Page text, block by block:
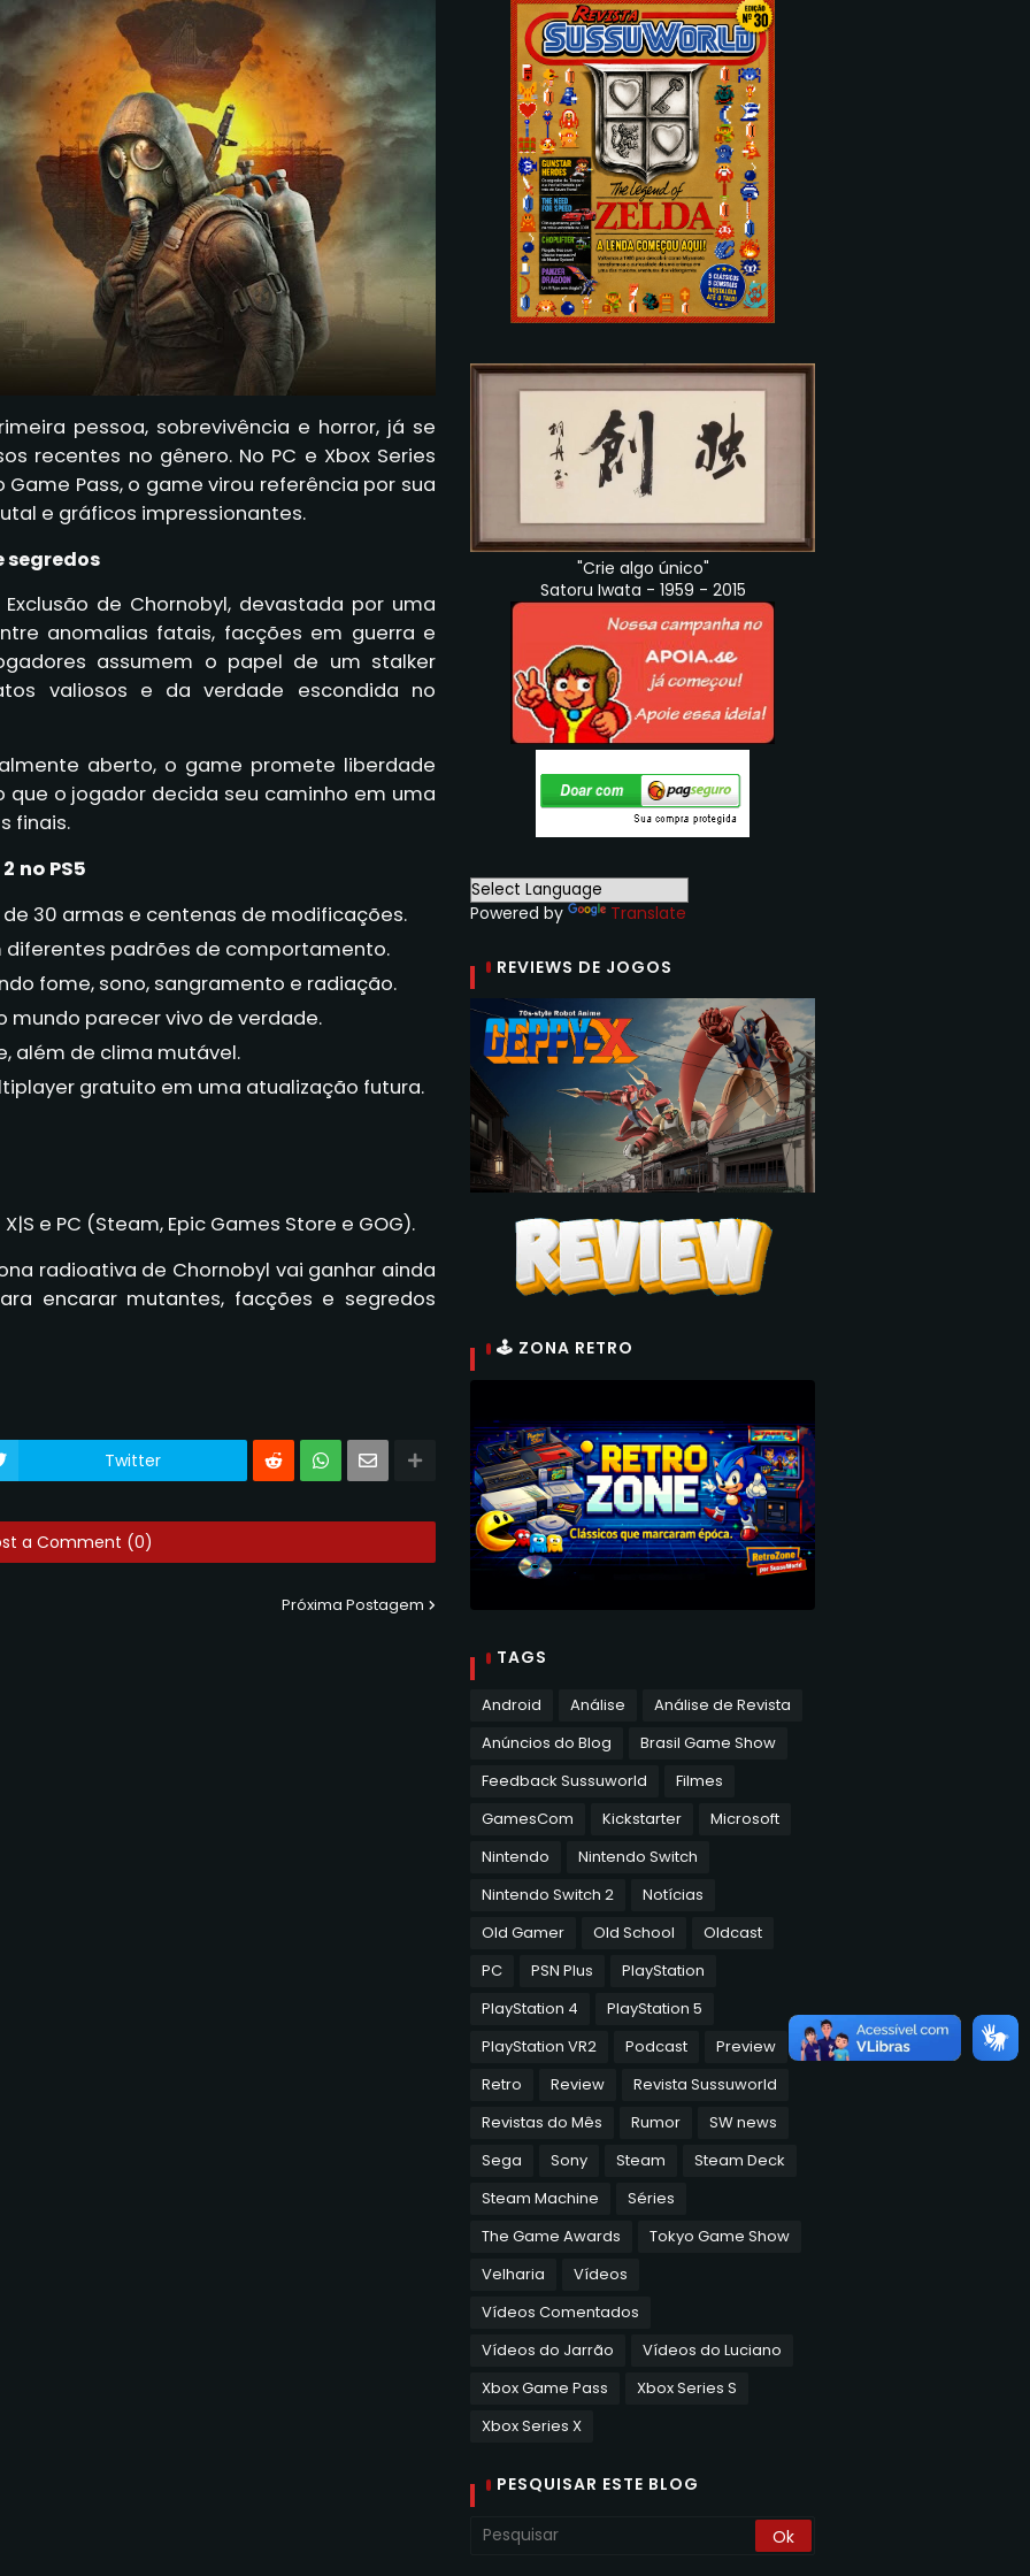
pessoa, sobrevivência e horror, já se
recentes no gênero. No PC e Xbox Series
Pass, o game virou referência por sua
e gráficos impressionantes.
segredos
de Chornobyl, devastada por uma
anomalias fatais, facções em guerra e
assumem o papel de um stalker
valiosos e da verdade escondida no
aberto, o game promete liberdade
o jogador decida seu caminho em uma
finais.
no PS5
30 armas e centenas de modificações.
diferentes padrões de comportamento.
fome, sono, sangramento e radiação.
mundo parecer vivo de verdade.
além de clima mutável.
gratuito em uma atualização futura.
e PC (Steam, Epic Games Store e GOG).
radioativa de Chornobyl vai ganhar ainda
encarar mutantes, facções e segredos
Twitter
a Comment (0)
Próxima Postagem
"Crie algo único"
Satoru Iwata - 1959 - 2015
Powered by Translate
REVIEWS DE JOGOS
🕹 ZONA RETRO
TAGS
Android Análise
Análise de Revista
Anúncios do Blog
Brasil Game Show
Feedback Sussuworld
Filmes
GamesCom
Kickstarter
Microsoft
Nintendo
Nintendo Switch
Nintendo Switch 2
Notícias
Old Gamer
Old School
Oldcast
PC
PSN Plus
PlayStation
PlayStation 4
PlayStation 5
PlayStation VR2
Podcast
Preview
Retro
Review
Revista Sussuworld
Revistas do Mês
Rumor
SW news
Sega
Sony Steam
Steam Deck
Steam Machine
Séries
The Game Awards
Tokyo Game Show
Velharia
Vídeos
Vídeos Comentados
Vídeos do Jarrão
Vídeos do Luciano
Xbox Game Pass
Xbox Series S
Xbox Series X
PESQUISAR ESTE BLOG